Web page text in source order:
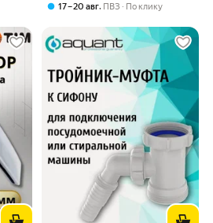
17 – 20 авг, ПВЗ По клику